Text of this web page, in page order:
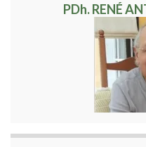
PDh. RENÉ